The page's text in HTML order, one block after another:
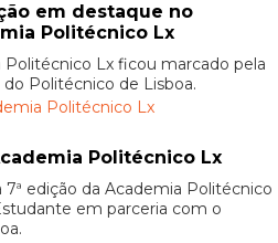
em destaque no
Politécnico Lx
Lx ficou marcado pela
Politécnico de Lisboa.
Politécnico Lx
edição da Academia Politécnico
em parceria com o